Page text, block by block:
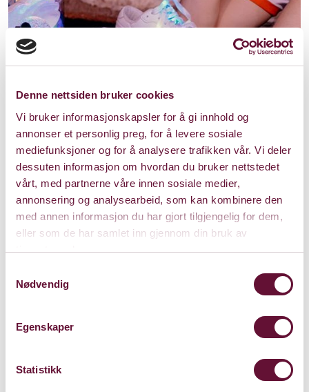
Denne nettsiden bruker cookies
Vi bruker informasjonskapsler for å gi innhold og
annonser et personlig preg, for å levere sosiale
mediefunksjoner og for å analysere trafikken vår. Vi deler
dessuten informasjon om hvordan du bruker nettstedet
vårt, med partnerne våre innen sosiale medier,
annonsering og analysearbeid, som kan kombinere den
med annen informasjon du har gjort tilgjengelig for dem,
eller som de har samlet inn gjennom din bruk av
tjenestene deres.
Nødvendig
Egenskaper
Statistikk
Mer info om
forestillingen